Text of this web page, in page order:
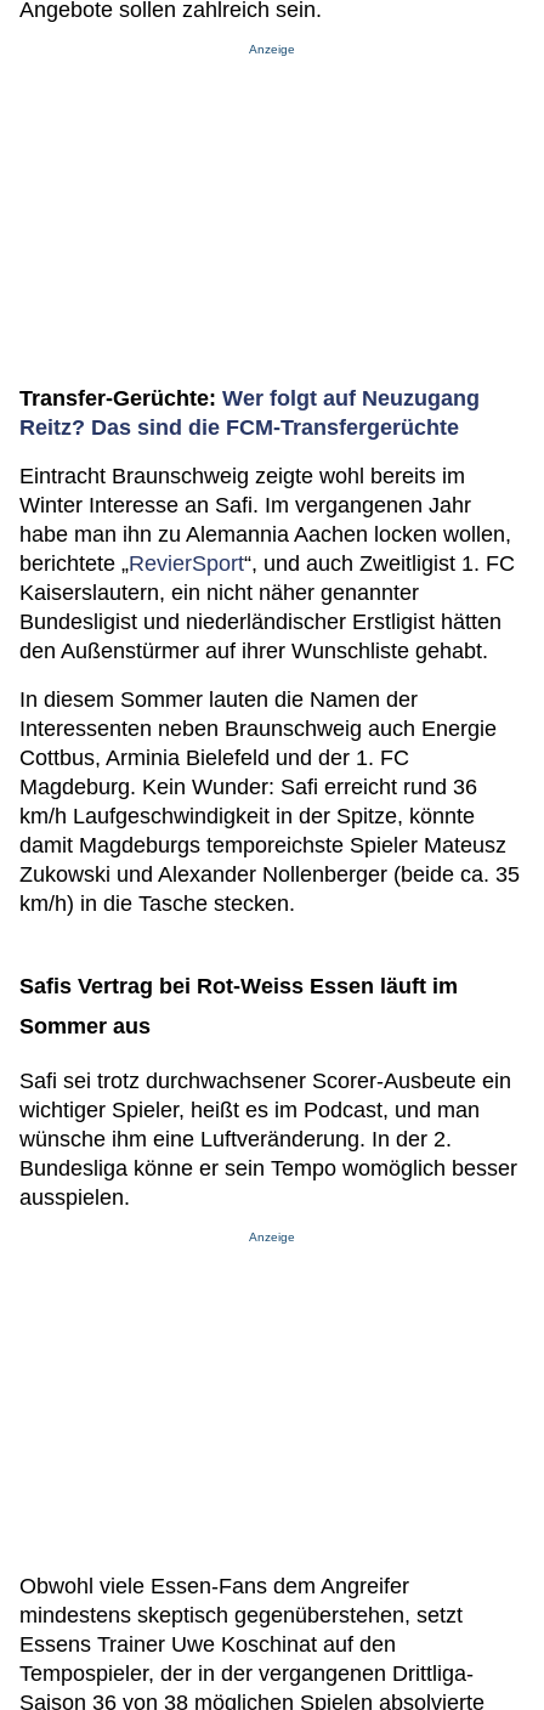
Angebote sollen zahlreich sein.
Anzeige
Transfer-Gerüchte: Wer folgt auf Neuzugang
Reitz? Das sind die FCM-Transfergerüchte
Eintracht Braunschweig zeigte wohl bereits im
Winter Interesse an Safi. Im vergangenen Jahr
habe man ihn zu Alemannia Aachen locken wollen,
berichtete „RevierSport“, und auch Zweitligist 1. FC
Kaiserslautern, ein nicht näher genannter
Bundesligist und niederländischer Erstligist hätten
den Außenstürmer auf ihrer Wunschliste gehabt.
In diesem Sommer lauten die Namen der
Interessenten neben Braunschweig auch Energie
Cottbus, Arminia Bielefeld und der 1. FC
Magdeburg. Kein Wunder: Safi erreicht rund 36
km/h Laufgeschwindigkeit in der Spitze, könnte
damit Magdeburgs temporeichste Spieler Mateusz
Zukowski und Alexander Nollenberger (beide ca. 35
km/h) in die Tasche stecken.
Safis Vertrag bei Rot-Weiss Essen läuft im
Sommer aus
Safi sei trotz durchwachsener Scorer-Ausbeute ein
wichtiger Spieler, heißt es im Podcast, und man
wünsche ihm eine Luftveränderung. In der 2.
Bundesliga könne er sein Tempo womöglich besser
ausspielen.
Anzeige
Obwohl viele Essen-Fans dem Angreifer
mindestens skeptisch gegenüberstehen, setzt
Essens Trainer Uwe Koschinat auf den
Tempospieler, der in der vergangenen Drittliga-
Saison 36 von 38 möglichen Spielen absolvierte